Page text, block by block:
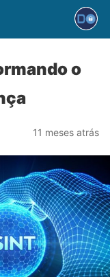
o
11 meses atrás